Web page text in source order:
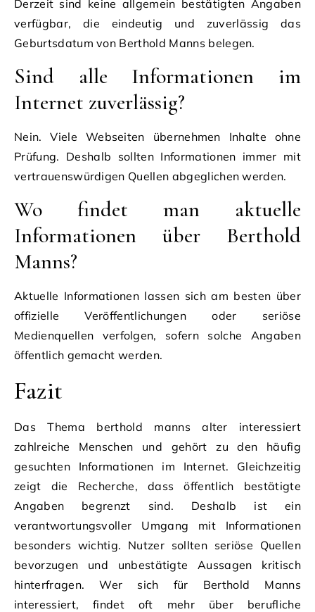
Derzeit sind keine allgemein bestätigten Angaben
verfügbar, die eindeutig und zuverlässig das
Geburtsdatum von Berthold Manns belegen.
Sind alle Informationen im
Internet zuverlässig?
Nein. Viele Webseiten übernehmen Inhalte ohne
Prüfung. Deshalb sollten Informationen immer mit
vertrauenswürdigen Quellen abgeglichen werden.
Wo findet man aktuelle
Informationen über Berthold
Manns?
Aktuelle Informationen lassen sich am besten über
offizielle Veröffentlichungen oder seriöse
Medienquellen verfolgen, sofern solche Angaben
öffentlich gemacht werden.
Fazit
Das Thema berthold manns alter interessiert
zahlreiche Menschen und gehört zu den häufig
gesuchten Informationen im Internet. Gleichzeitig
zeigt die Recherche, dass öffentlich bestätigte
Angaben begrenzt sind. Deshalb ist ein
verantwortungsvoller Umgang mit Informationen
besonders wichtig. Nutzer sollten seriöse Quellen
bevorzugen und unbestätigte Aussagen kritisch
hinterfragen. Wer sich für Berthold Manns
interessiert, findet oft mehr über berufliche